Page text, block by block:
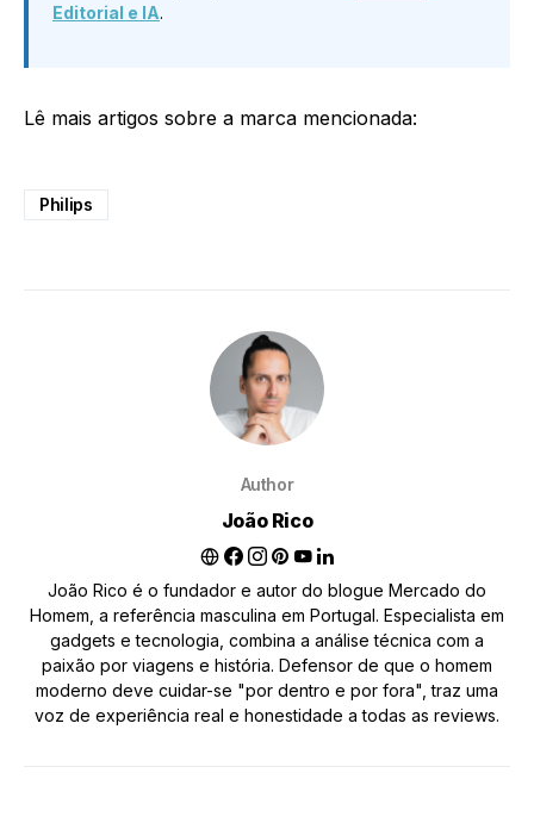
Editorial e IA.
Lê mais artigos sobre a marca mencionada:
Philips
Author
João Rico
João Rico é o fundador e autor do blogue Mercado do
Homem, a referência masculina em Portugal. Especialista em
gadgets e tecnologia, combina a análise técnica com a
paixão por viagens e história. Defensor de que o homem
moderno deve cuidar-se "por dentro e por fora", traz uma
voz de experiência real e honestidade a todas as reviews.